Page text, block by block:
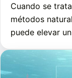
Cuando se
métodos
puede elevar